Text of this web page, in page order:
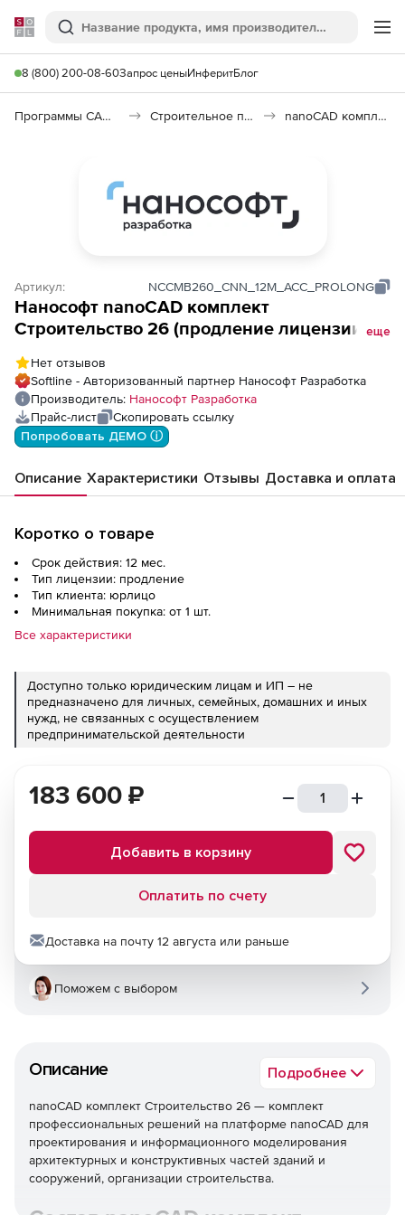
Softline
Поиск
8 (800) 200-08-60Запрос ценыИнферитБлог
Программы САПР и ГИС Строительное программное обеспечение nanoCAD комплект Строительство 26
Артикул: NCCMB260_CNN_12M_ACC_PROLONG
Нанософт nanoCAD комплект
Строительство 26 (продление лицензии),
год
еще
Нет отзывов
Softline - Авторизованный партнер Нанософт Разработка
Производитель: Нанософт Разработка
Прайс-лист
Скопировать ссылку
Попробовать ДЕМО ⓘ
Описание Характеристики Отзывы Доставка и оплата
Коротко о товаре
Срок действия: 12 мес.
Тип лицензии: продление
Тип клиента: юрлицо
Минимальная покупка: от 1 шт.
Все характеристики
Доступно только юридическим лицам и ИП – не
предназначено для личных, семейных, домашних и иных
нужд, не связанных с осуществлением
предпринимательской деятельности
Описание Подробнее
nanoCAD комплект Строительство 26 — комплект
профессиональных решений на платформе nanoCAD для
проектирования и информационного моделирования
архитектурных и конструктивных частей зданий и
сооружений, организации строительства.
183 600 ₽
Добавить в корзину
Оплатить по счету
Доставка на почту 12 августа или раньше
Поможем с выбором